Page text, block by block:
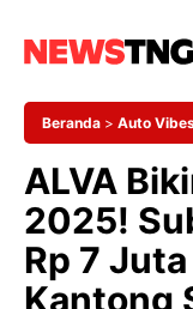
Beranda > Auto
ALVA
2025!
Rp 7
Kantong